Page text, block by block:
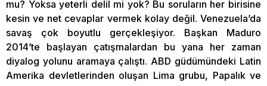
mu? Yoksa yeterli delil mi yok? Bu soruların her birisine
kesin ve net cevaplar vermek kolay değil. Venezuela’da
savaş çok boyutlu gerçekleşiyor. Başkan Maduro
2014’te başlayan çatışmalardan bu yana her zaman
diyalog yolunu aramaya çalıştı. ABD güdümündeki Latin
Amerika devletlerinden oluşan Lima grubu, Papalık ve